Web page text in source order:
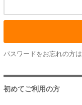
パスワードをお忘れの方は
初めてご利用の方